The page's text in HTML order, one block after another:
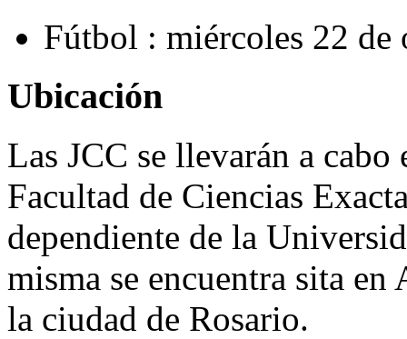
Fútbol : miércoles 22 de
Ubicación
Las JCC se llevarán a
Facultad de Ciencias
dependiente de la
misma se encuentra sita
la ciudad de Rosario.